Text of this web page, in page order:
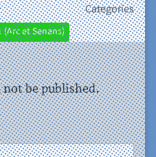
Categories
(Arc et Senans)
be published.